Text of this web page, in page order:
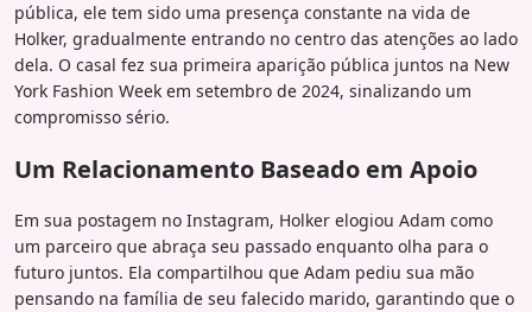
pública, ele tem sido uma presença constante na vida de
Holker, gradualmente entrando no centro das atenções ao lado
dela. O casal fez sua primeira aparição pública juntos na New
York Fashion Week em setembro de 2024, sinalizando um
compromisso sério.
Um Relacionamento Baseado em Apoio
Em sua postagem no Instagram, Holker elogiou Adam como
um parceiro que abraça seu passado enquanto olha para o
futuro juntos. Ela compartilhou que Adam pediu sua mão
pensando na família de seu falecido marido, garantindo que o